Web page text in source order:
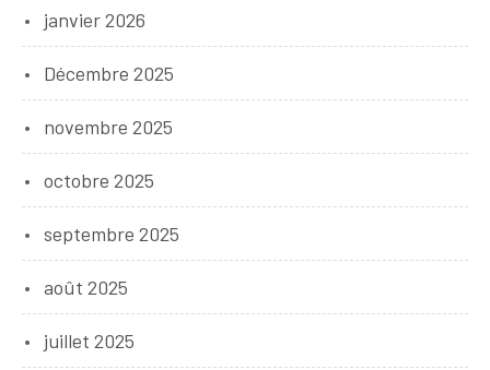
janvier 2026
Décembre 2025
novembre 2025
octobre 2025
septembre 2025
août 2025
juillet 2025